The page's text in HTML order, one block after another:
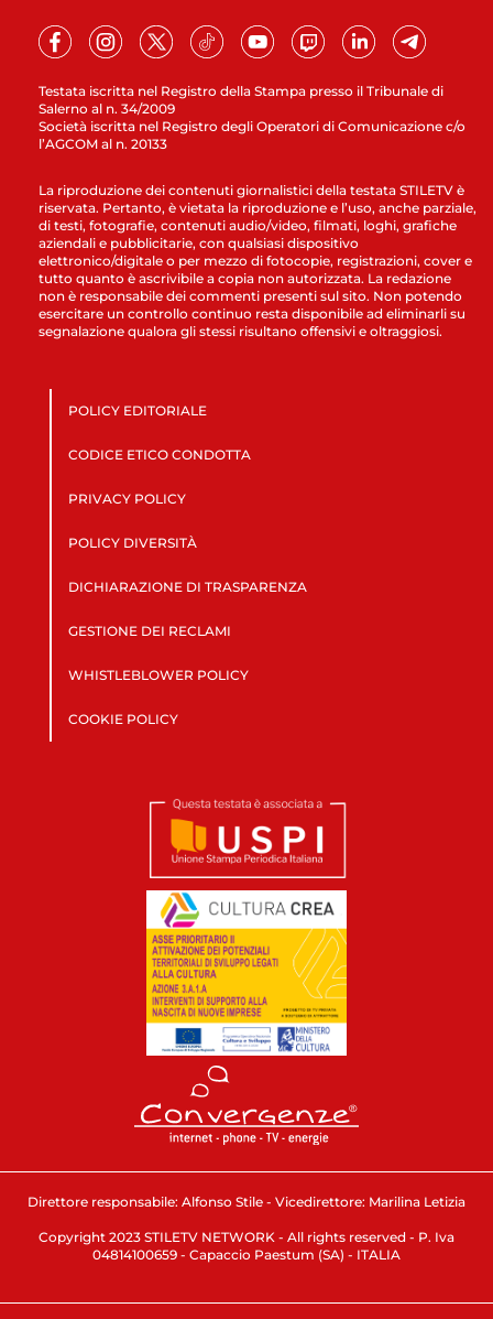
Testata iscritta nel Registro della Stampa presso il Tribunale di
Salerno al n. 34/2009
Società iscritta nel Registro degli Operatori di Comunicazione c/o
l’AGCOM al n. 20133
La riproduzione dei contenuti giornalistici della testata STILETV è
riservata. Pertanto, è vietata la riproduzione e l’uso, anche parziale,
di testi, fotografie, contenuti audio/video, filmati, loghi, grafiche
aziendali e pubblicitarie, con qualsiasi dispositivo
elettronico/digitale o per mezzo di fotocopie, registrazioni, cover e
tutto quanto è ascrivibile a copia non autorizzata. La redazione
non è responsabile dei commenti presenti sul sito. Non potendo
esercitare un controllo continuo resta disponibile ad eliminarli su
segnalazione qualora gli stessi risultano offensivi e oltraggiosi.
POLICY EDITORIALE
CODICE ETICO CONDOTTA
PRIVACY POLICY
POLICY DIVERSITÀ
DICHIARAZIONE DI TRASPARENZA
GESTIONE DEI RECLAMI
WHISTLEBLOWER POLICY
COOKIE POLICY
Direttore responsabile: Alfonso Stile - Vicedirettore: Marilina Letizia
Copyright 2023 STILETV NETWORK - All rights reserved - P. Iva
04814100659 - Capaccio Paestum (SA) - ITALIA